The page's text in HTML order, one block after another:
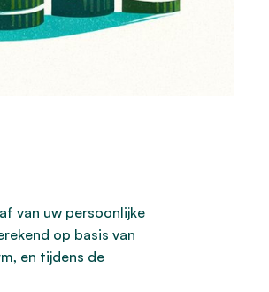
van uw persoonlijke
op basis van
en tijdens de